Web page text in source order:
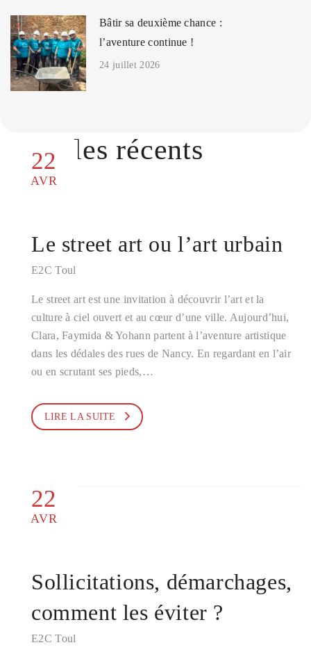
Articles récents
22
AVR
Le street art ou l’art urbain
E2C Toul
Le street art est une invitation à découvrir l’art et la
culture à ciel ouvert et au cœur d’une ville. Aujourd’hui,
Clara, Faymida & Yohann partent à l’aventure artistique
dans les dédales des rues de Nancy. En regardant en l’air
ou en scrutant ses pieds,…
LIRE LA SUITE
22
AVR
Sollicitations, démarchages,
comment les éviter ?
E2C Toul
Bâtir sa deuxième chance :
l’aventure continue !
24 juillet 2026